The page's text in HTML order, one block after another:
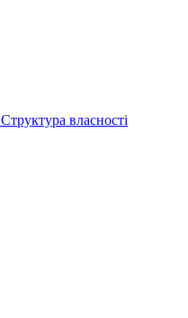
Структура власності